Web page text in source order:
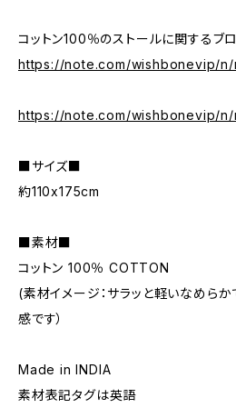
コットン100％のストールに関するブ
https://note.com/wishbonevip/
https://note.com/wishbonevip/n/
■サイズ■
約110x175cm
■素材■
コットン 100％ COTTON
(素材イメージ：サラッと軽いなめら
感です）
Made in INDIA
素材表記タグは英語